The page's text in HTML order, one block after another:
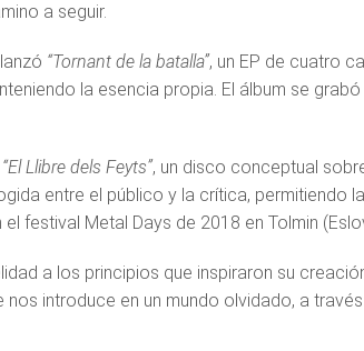
a seguir.
“Tornant de la batalla”, un EP de cuatro
la esencia propia. El álbum se
“El Llibre dels Feyts”, un disco conceptual
entre el público y la crítica, permitiendo
festival Metal Days de 2018 en Tolmin
a los principios que inspiraron su
introduce en un mundo olvidado, a